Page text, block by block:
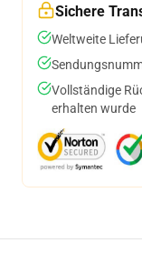
Sichere
Weltweite
Vollständige
erhalten wurde